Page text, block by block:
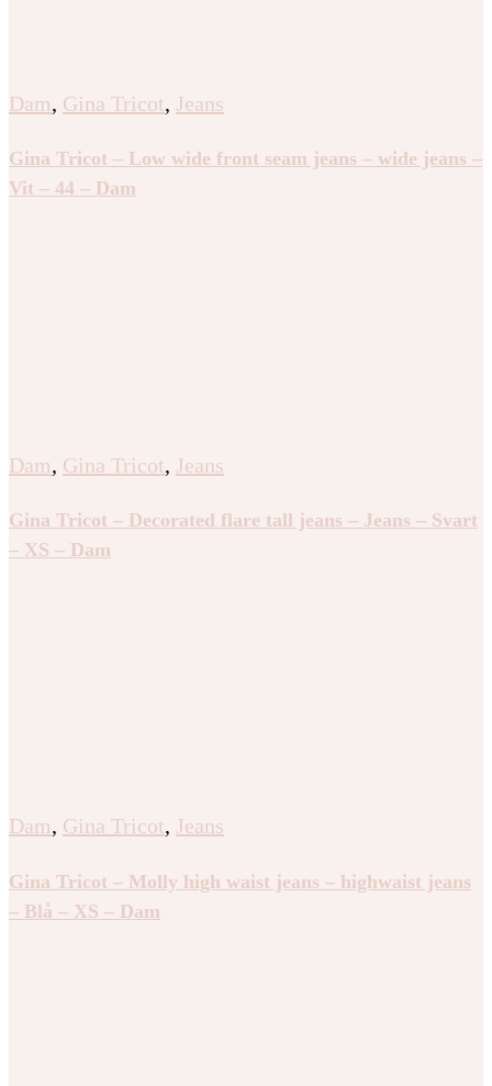
Dam, Gina Tricot, Jeans
Gina Tricot – Low wide front seam jeans – wide jeans –
Vit – 44 – Dam
Dam, Gina Tricot, Jeans
Gina Tricot – Decorated flare tall jeans – Jeans – Svart
– XS – Dam
Dam, Gina Tricot, Jeans
Gina Tricot – Molly high waist jeans – highwaist jeans
– Blå – XS – Dam